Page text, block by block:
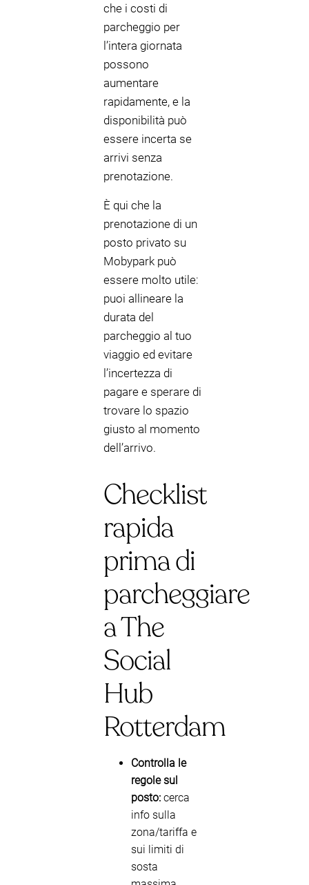
che i costi di
parcheggio per
l’intera giornata
possono
aumentare
rapidamente, e la
disponibilità può
essere incerta se
arrivi senza
prenotazione.
È qui che la
prenotazione di un
posto privato su
Mobypark può
essere molto utile:
puoi allineare la
durata del
parcheggio al tuo
viaggio ed evitare
l’incertezza di
pagare e sperare di
trovare lo spazio
giusto al momento
dell’arrivo.
Checklist
rapida
prima di
parcheggiare
a The
Social
Hub
Rotterdam
Controlla le
regole sul
posto: cerca
info sulla
zona/tariffa e
sui limiti di
sosta